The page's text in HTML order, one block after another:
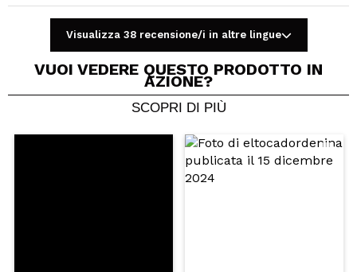
Condividi un video o una foto
Il tuo video potrebbe essere il primo. Immaginalo...
Consiglieresti questo acquisto?
Visualizza 38 recensione/i in altre lingue
VUOI VEDERE QUESTO PRODOTTO IN
AZIONE?
SCOPRI DI PIÙ